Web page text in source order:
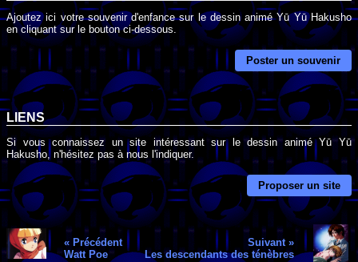
Ajoutez ici votre souvenir d'enfance sur le dessin animé Yū Yū Hakusho
en cliquant sur le bouton ci-dessous.
Poster un souvenir
LIENS
Si vous connaissez un site intéressant sur le dessin animé Yū Yū
Hakusho, n'hésitez pas à nous l'indiquer.
Proposer un site
« Précédent
Watt Poe
Suivant »
Les descendants des ténèbres